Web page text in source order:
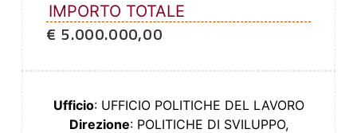
IMPORTO TOTALE
€ 5.000.000,00
Ufficio: UFFICIO POLITICHE DEL LAVORO
Direzione: POLITICHE DI SVILUPPO,